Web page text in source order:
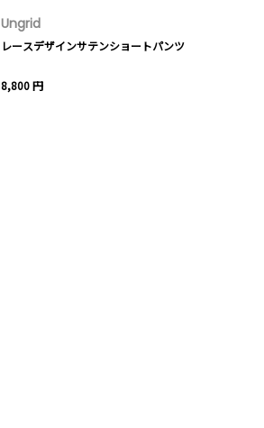
Ungrid
レースデザインサテンショートパンツ
8,800 円